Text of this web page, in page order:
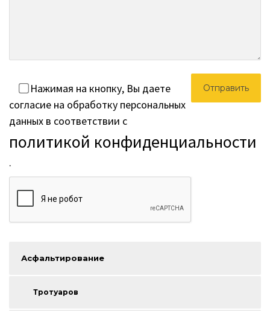
Нажимая на кнопку, Вы даете
согласие на обработку персональных
данных в соответствии с
политикой конфиденциальности
.
Асфальтирование
Тротуаров